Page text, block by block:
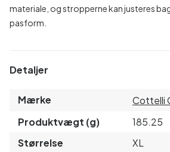
materiale, og stropperne kan justeres
pasform.
Detaljer
Mærke
Cottelli
Produktvægt (g)
185.25
Størrelse
XL